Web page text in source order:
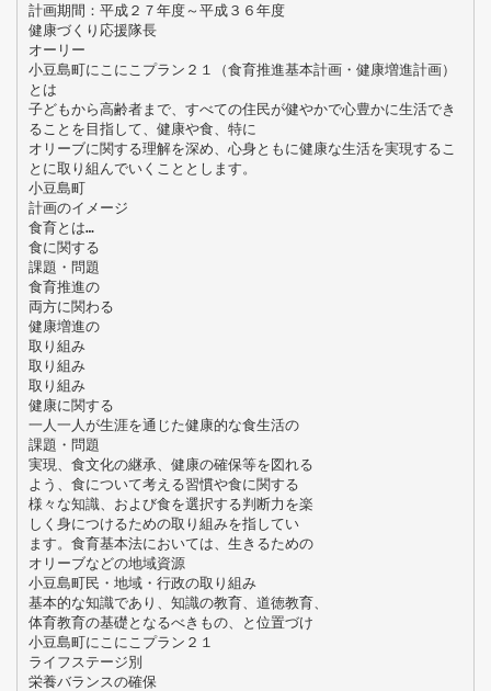
計画期間：平成２７年度～平成３６年度
健康づくり応援隊長
オーリー
小豆島町にこにこプラン２１（食育推進基本計画・健康増進計画）
とは
子どもから高齢者まで、すべての住民が健やかで心豊かに生活でき
ることを目指して、健康や食、特に
オリーブに関する理解を深め、心身ともに健康な生活を実現するこ
とに取り組んでいくこととします。
小豆島町
計画のイメージ
食育とは…
食に関する
課題・問題
食育推進の
両方に関わる
健康増進の
取り組み
取り組み
取り組み
健康に関する
一人一人が生涯を通じた健康的な食生活の
課題・問題
実現、食文化の継承、健康の確保等を図れる
よう、食について考える習慣や食に関する
様々な知識、および食を選択する判断力を楽
しく身につけるための取り組みを指してい
ます。食育基本法においては、生きるための
オリーブなどの地域資源
小豆島町民・地域・行政の取り組み
基本的な知識であり、知識の教育、道徳教育、
体育教育の基礎となるべきもの、と位置づけ
小豆島町にこにこプラン２１
ライフステージ別
栄養バランスの確保